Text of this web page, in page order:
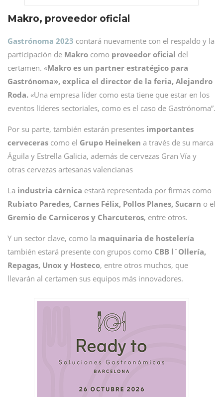
Makro, proveedor oficial
Gastrónoma 2023 contará nuevamente con el respaldo y la
participación de Makro como proveedor oficial del
certamen. «Makro es un partner estratégico para
Gastrónoma», explica el director de la feria, Alejandro
Roda. «Una empresa líder como esta tiene que estar en los
eventos líderes sectoriales, como es el caso de Gastrónoma”.
Por su parte, también estarán presentes importantes
cerveceras como el Grupo Heineken a través de su marca
Águila y Estrella Galicia, además de cervezas Gran Vía y
otras cervezas artesanas valencianas
La industria cárnica estará representada por firmas como
Rubiato Paredes, Carnes Félix, Pollos Planes, Sucarn o el
Gremio de Carniceros y Charcuteros, entre otros.
Y un sector clave, como la maquinaria de hostelería
también estará presente con grupos como CBB l´Ollería,
Repagas, Unox y Hosteco, entre otros muchos, que
llevarán al certamen sus equipos más innovadores.